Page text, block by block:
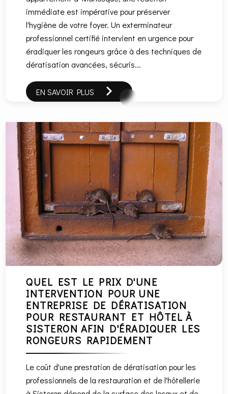
immédiate est impérative pour préserver
l'hygiène de votre foyer. Un exterminateur
professionnel certifié intervient en urgence pour
éradiquer les rongeurs grâce à des techniques de
dératisation avancées, sécuris...
EN SAVOIR PLUS
QUEL EST LE PRIX D'UNE
INTERVENTION POUR UNE
ENTREPRISE DE DÉRATISATION
POUR RESTAURANT ET HÔTEL À
SISTERON AFIN D'ÉRADIQUER LES
RONGEURS RAPIDEMENT
Le coût d'une prestation de dératisation pour les
professionnels de la restauration et de l'hôtellerie